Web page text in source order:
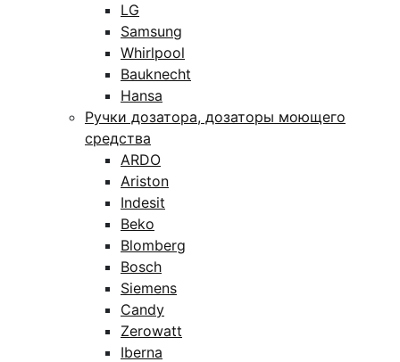
LG
Samsung
Whirlpool
Bauknecht
Hansa
Ручки дозатора, дозаторы моющего
средства
ARDO
Ariston
Indesit
Beko
Blomberg
Bosch
Siemens
Candy
Zerowatt
Iberna